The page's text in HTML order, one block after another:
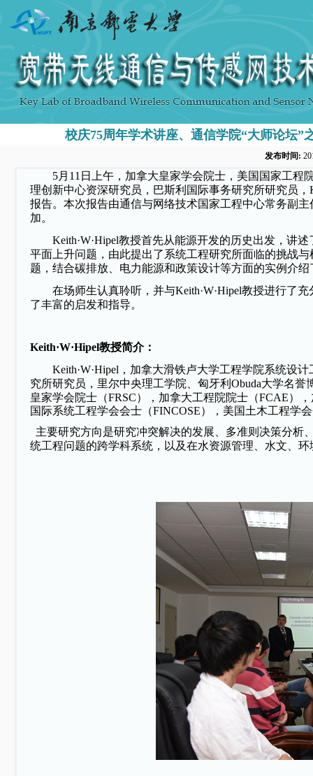
校庆75周年学术讲座、通信学院“大师论坛”
发布时间:
5月 11 日上午，加拿大皇家学会院士，美国国家工程
理创新中心资深研究员，巴斯利国际事务研究所研究员，
报告。本次报告由通信与网络技术国家工程中心常务副
加。
Keith·W·Hipel教授首先从能源开发的历史出发，讲
平面上升问题，由此提出了系统工程研究所面临的挑战
题，结合碳排放、电力能源和政策设计等方面的实例介
在场师生认真聆听，并与Keith·W·Hipel教授进行了充
了丰富的启发和指导。
Keith·W·Hipel教授简介：
Keith·W·Hipel ，加拿大滑铁卢大学工程学院系统设
究所研究员，里尔中央理工学院、匈牙利 Obuda大学名誉
皇家学会院士（FRSC），加拿大工程院院士（FCAE）
国际系统工程学会会士（FINCOSE），美国土木工程学
主要研究方向是研究冲突解决的发展、多准则决策分析
统工程问题的跨学科系统，以及在水资源管理、水文、